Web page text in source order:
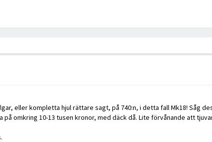
eller kompletta hjul rättare sagt, på 740:n, i detta fall Mk18! Såg
omkring 10-13 tusen kronor, med däck då. Lite förvånande att